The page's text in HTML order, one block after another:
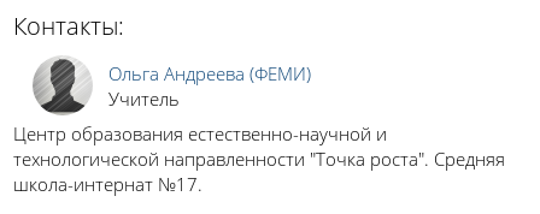
Контакты:
Ольга Андреева (ФЕМИ)
Учитель
Центр образования естественно-научной и
технологической направленности "Точка роста". Средняя
школа-интернат №17.